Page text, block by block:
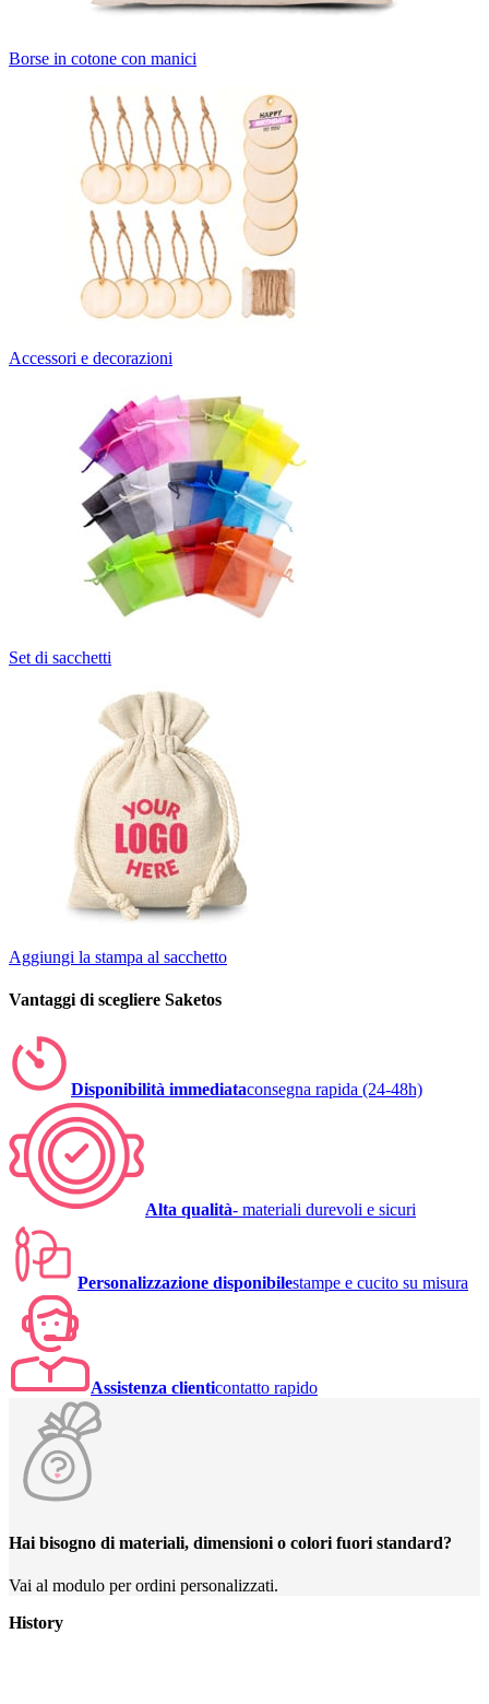
Borse in cotone con manici
Accessori e decorazioni
Set di sacchetti
Aggiungi la stampa al sacchetto
Vantaggi di scegliere Saketos
Disponibilità immediataconsegna rapida (24-48h)
Alta qualità- materiali durevoli e sicuri
Personalizzazione disponibilestampe e cucito su misura
Assistenza clienticontatto rapido
Hai bisogno di materiali, dimensioni o colori fuori standard?
Vai al modulo per ordini personalizzati.
History